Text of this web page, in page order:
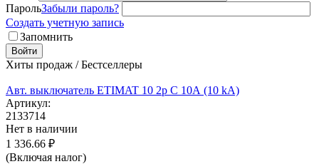
ПарольЗабыли пароль?
Создать учетную запись
Запомнить
Войти
Хиты продаж / Бестселлеры
Авт. выключатель ETIMAT 10 2p C 10А (10 kA)
Артикул:
2133714
Нет в наличии
1 336.66 ₽
(Включая налог)